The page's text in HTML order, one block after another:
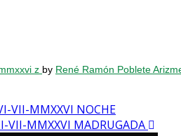
z by René Ramón Poblete
VII-MMXXVI NOCHE
VII-MMXXVI MADRUGADA